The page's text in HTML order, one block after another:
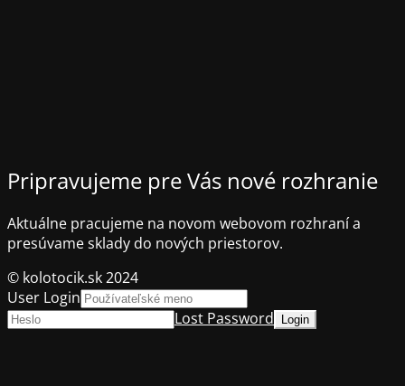
Pripravujeme pre Vás nové rozhranie
Aktuálne pracujeme na novom webovom rozhraní a
presúvame sklady do nových priestorov.
© kolotocik.sk 2024
User Login
Lost Password